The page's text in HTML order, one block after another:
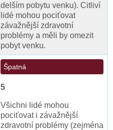
delším pobytu venku). Citliví
lidé mohou pociťovat
závažnější zdravotní
problémy a měli by omezit
pobyt venku.
Špatná
5
Všichni lidé mohou
pociťovat i závažnější
zdravotní problémy (zejména